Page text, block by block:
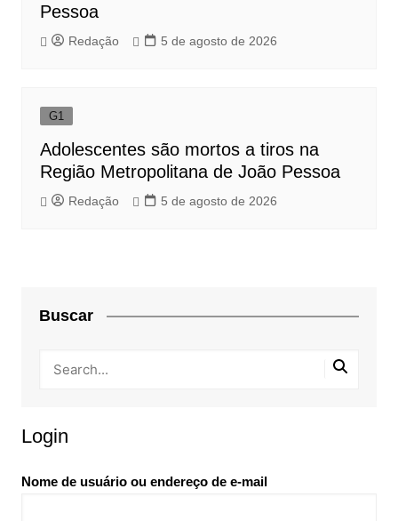
Pessoa
Redação 5 de agosto de 2026
G1
Adolescentes são mortos a tiros na
Região Metropolitana de João Pessoa
Redação 5 de agosto de 2026
Buscar
Login
Nome de usuário ou endereço de e-mail